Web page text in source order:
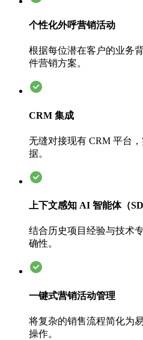
个性化外呼营销活动
根据每位潜在客户的业务
件营销方案。
CRM 集成
无缝对接现有 CRM 平台
据。
上下文感知 AI 智能体（
结合历史项目经验与技术
确性。
一键式营销活动管理
将复杂的销售流程简化为
操作。